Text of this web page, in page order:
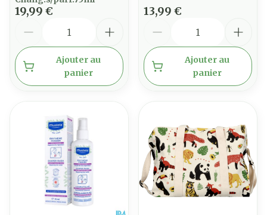
19,99 €
Ajouter au
panier
13,99 €
Ajouter au
panier